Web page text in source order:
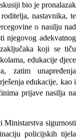
skusiji bio je pronalazak
nastavnika, te
o nasilju nad
njegovog adekvatnog
koji se tiču
edukacije djece
zatim unapređenja
edukacije, kao i
prijave nasilja na
Ministarstva sigurnosti
policijskih tijela